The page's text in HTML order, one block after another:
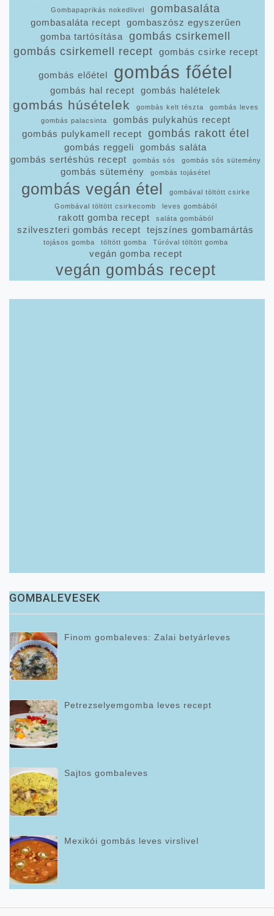
Gombapaprikás nokedlivel gombasaláta
gombasaláta recept
gombaszósz egyszerűen
gomba tartósítása
gombás csirkemell
gombás csirkemell recept
gombás csirke recept
gombás előétel gombás főétel
gombás hal recept gombás halételek
gombás húsételek gombás kelt tészta
gombás leves
gombás palacsinta
gombás pulykahús recept
gombás pulykamell recept
gombás rakott étel
gombás reggeli
gombás saláta
gombás sertéshús recept
gombás sós gombás sós sütemény
gombás sütemény gombás tojásétel
gombás vegán étel
gombával töltött csirke
Gombával töltött csirkecomb
leves gombából
rakott gomba recept saláta gombából
szilveszteri gombás recept tejszínes gombamártás
tojásos gomba töltött gomba Túróval töltött gomba
vegán gomba recept
vegán gombás recept
GOMBALEVESEK
Finom gombaleves: Zalai betyárleves
Petrezselyemgomba leves recept
Sajtos gombaleves
Mexikói gombás leves virslivel